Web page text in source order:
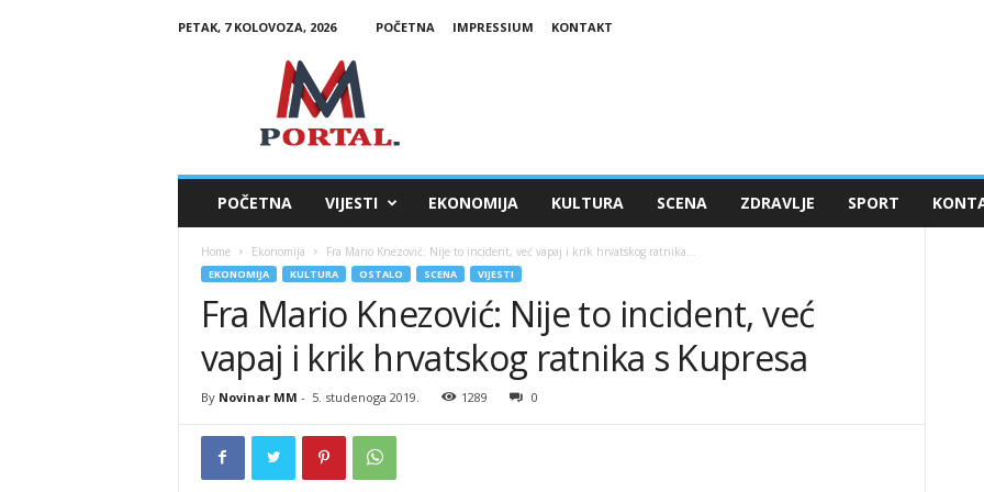
PETAK, 7 KOLOVOZA, 2026 POČETNA IMPRESSIUM
KONTAKT
POČETNA VIJESTI EKONOMIJA KULTURA SCENA ZDRAVLJE SPORT
Home Ekonomija Fra Mario Knezović: Nije to incident, već vapaj i krik hrvatskog ratnika...
EKONOMIJA KULTURA OSTALO SCENA VIJESTI
Fra Mario Knezović: Nije to incident, već
vapaj i krik hrvatskog ratnika s Kupresa
By Novinar MM - 5. studenoga 2019. 1289 0